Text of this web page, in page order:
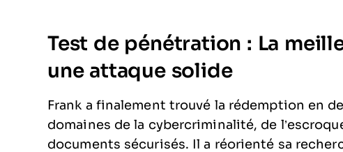
Test de pénétration : La
une attaque solide
Frank a finalement trouvé la rédemption en
domaines de la cybercriminalité, de
documents sécurisés. Il a réorienté sa